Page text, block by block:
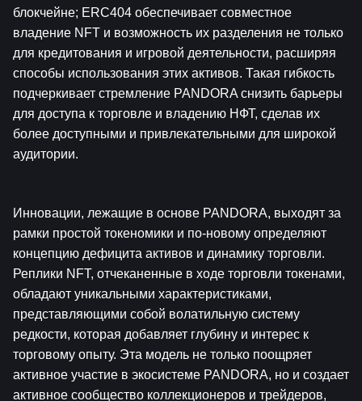
блокчейне; ERC404 обеспечивает совместное
владение NFT и возможность их разделения не только
для кредитования и игровой деятельности, расширяя
способы использования этих активов. Такая гибкость
подчеркивает стремление PANDORA снизить барьеры
для доступа к торговле и владению НФТ, сделав их
более доступными и привлекательными для широкой
аудитории.
Инновации, лежащие в основе PANDORA, выходят за
рамки простой токеномики и по-новому определяют
концепцию дефицита активов и динамику торговли.
Реплики NFT, отчеканенные в ходе торговли токенами,
обладают уникальными характеристиками,
представляющими собой волатильную систему
редкости, которая добавляет глубину и интерес к
торговому опыту. Эта модель не только поощряет
активное участие в экосистеме PANDORA, но и создает
активное сообщество коллекционеров и трейдеров,